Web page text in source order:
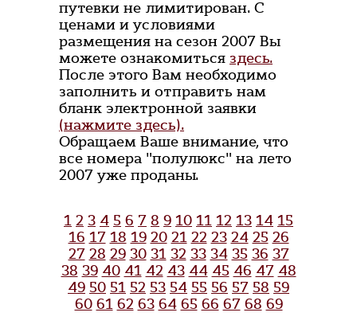
путевки не лимитирован. С
ценами и условиями
размещения на сезон 2007 Вы
можете ознакомиться здесь.
После этого Вам необходимо
заполнить и отправить нам
бланк электронной заявки
(нажмите здесь).
Обращаем Ваше внимание, что
все номера "полулюкс" на лето
2007 уже проданы.
1 2 3 4 5 6 7 8 9 10 11 12 13 14 15
16 17 18 19 20 21 22 23 24 25 26
27 28 29 30 31 32 33 34 35 36 37
38 39 40 41 42 43 44 45 46 47 48
49 50 51 52 53 54 55 56 57 58 59
60 61 62 63 64 65 66 67 68 69